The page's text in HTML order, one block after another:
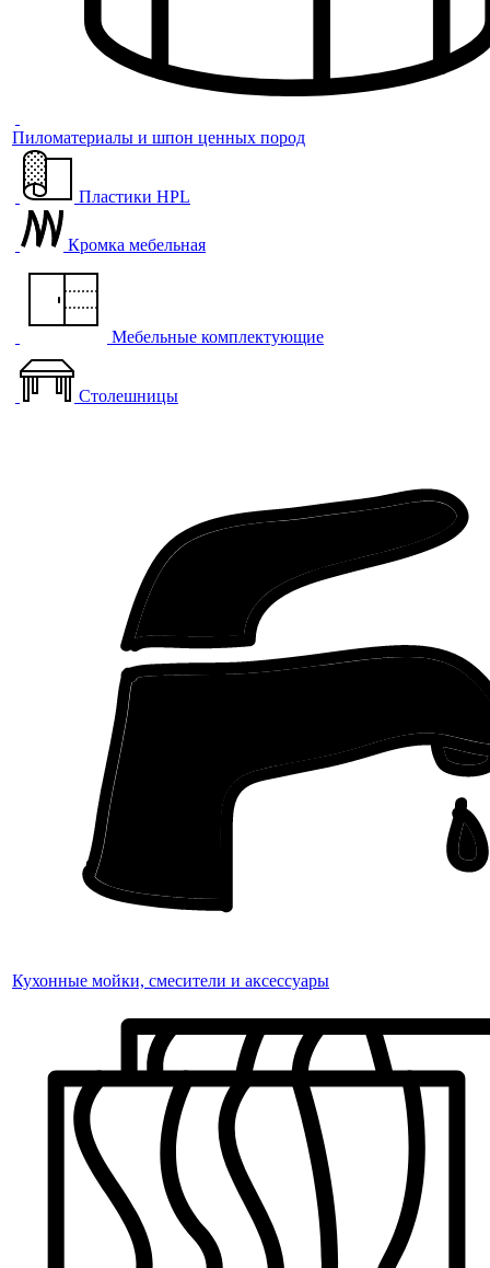
Пиломатериалы и шпон ценных пород
Пластики HPL
Кромка мебельная
Мебельные комплектующие
Столешницы
Кухонные мойки, смесители и аксессуары